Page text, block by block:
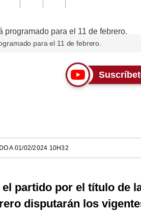
para el 11 de febrero.
A 01/02/2024 10H32
partido por el título de
disputarán los